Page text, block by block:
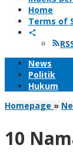
Home
Terms of
News
Politik
Hukum
Homepage »
10